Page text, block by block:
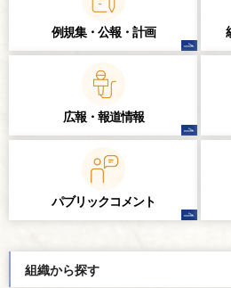
例規集・公報・計画
広報・報道情報
パブリックコメント
組織から探す